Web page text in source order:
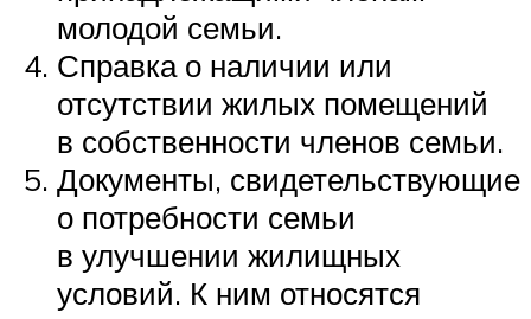
молодой семьи.
Справка о наличии или
отсутствии жилых помещений
в собственности членов семьи.
Документы, свидетельствующие
о потребности семьи
в улучшении жилищных
условий. К ним относятся